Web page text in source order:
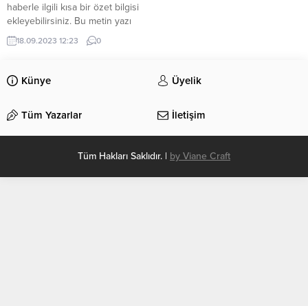
haberle ilgili kısa bir özet bilgisi
ekleyebilirsiniz. Bu metin yazı
düzenleme sayfasında “Özet”
bölümünden eklenebilir. Özet
olarak bu şekilde gösterilir,
eklenmemişse bu alan boş kalır.
18.09.2023 12:23 0
Künye Üyelik
Tüm Yazarlar İletişim
Tüm Hakları Saklıdır. | by Viane Craft